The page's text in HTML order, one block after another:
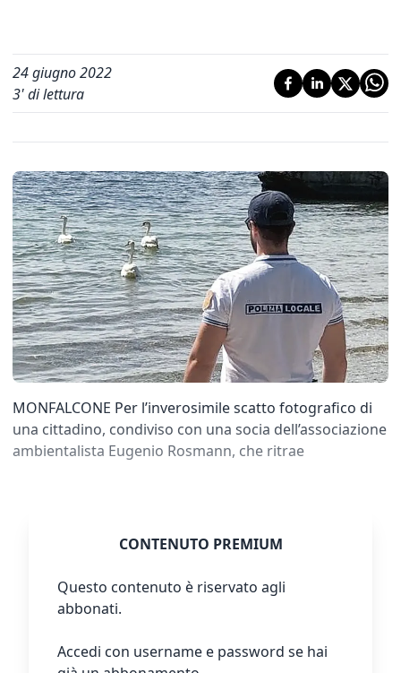
24 giugno 2022
3' di lettura
MONFALCONE Per l’inverosimile scatto fotografico di
una cittadino, condiviso con una socia dell’associazione
ambientalista Eugenio Rosmann, che ritrae
CONTENUTO PREMIUM
Questo contenuto è riservato agli
abbonati.
Accedi con username e password se hai